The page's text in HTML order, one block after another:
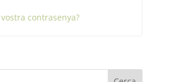
contrasenya?